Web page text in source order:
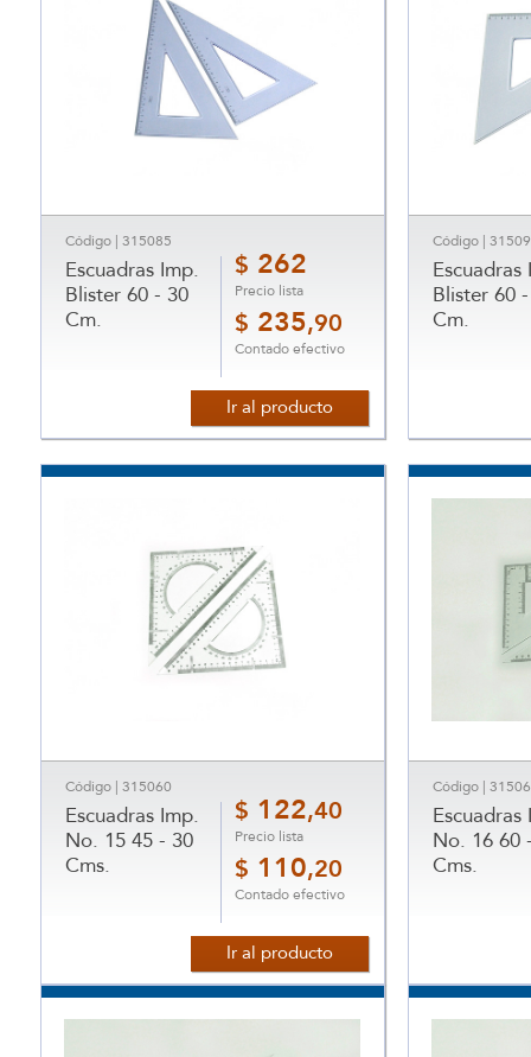
Código | 315085
Escuadras Imp.
Blister 60 - 30
Cm.
$ 262
Precio lista
$ 235,90
Contado efectivo
Ir al producto
Código |
Escuadras
Blister 60
Cm.
Código | 315060
Escuadras Imp.
No. 15 45 - 30
Cms.
$ 122,40
Precio lista
$ 110,20
Contado efectivo
Ir al producto
Código |
Escuadras
No. 16 60
Cms.